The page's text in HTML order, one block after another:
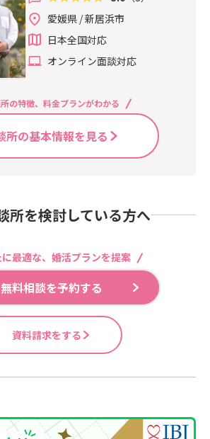
愛媛県 / 新居浜市
日本全国対応
オンライン面談対応
の特徴、料金プランがわかる
所の基本情報を見る
所を検討している方へ
最適な、婚活プランを提案
無料相談を予約する
資料請求をする